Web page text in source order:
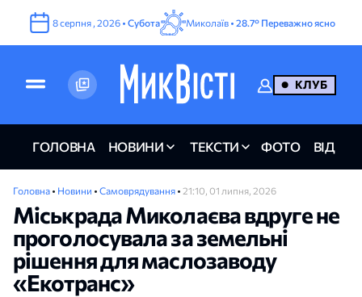
8серпня , 2026 • Субота Миколаїв • 28.7° Переважно ясно
КЛУБ
ГОЛОВНА НОВИНИ ТЕКСТИ ФОТО ВІДЕО
Головна • Новини • Самоврядування • 21:10, 01 липня, 2026
Міськрада Миколаєва вдруге не
проголосувала за земельні
рішення для маслозаводу
«Екотранс»